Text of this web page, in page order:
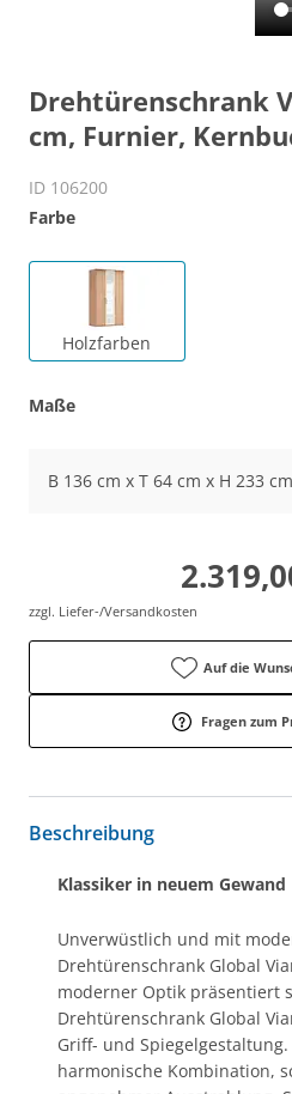
Drehtürenschrank
cm, Furnier,
ID 106200
Farbe
Holzfarben
Maße
B 136 cm x T 64 cm x H 233 cm
zzgl. Liefer-/Versandkosten
Auf die
Fragen zum
Beschreibung
Klassiker in neuem Gewand
Unverwüstlich und mit
Drehtürenschrank Global
moderner Optik präsentiert
Drehtürenschrank Global
Griff- und
harmonische Kombination,